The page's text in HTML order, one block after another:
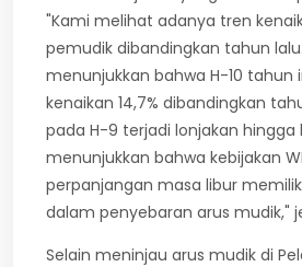
"Kami melihat adanya tren
pemudik dibandingkan tahun
menunjukkan bahwa H-10 tahun
kenaikan 14,7% dibandingkan
pada H-9 terjadi lonjakan hingga
menunjukkan bahwa kebijakan
perpanjangan masa libur
dalam penyebaran arus mudik,"
Selain meninjau arus mudik di